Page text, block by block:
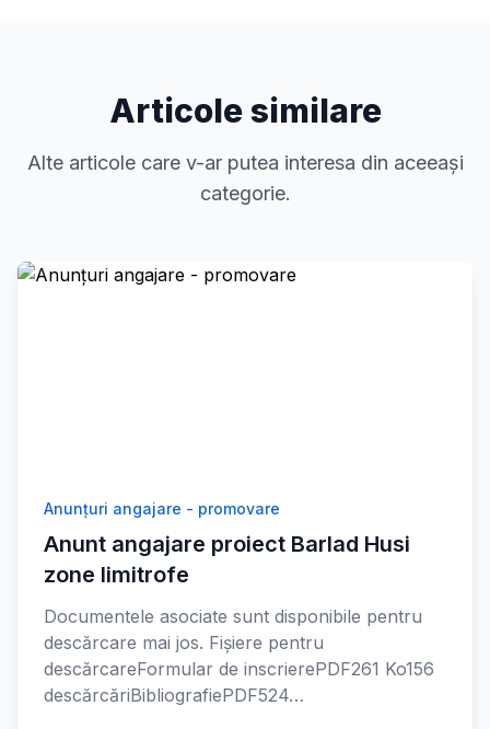
Articole similare
Alte articole care v-ar putea interesa din aceeași
categorie.
Anunțuri angajare - promovare
Anunt angajare proiect Barlad Husi
zone limitrofe
Documentele asociate sunt disponibile pentru
descărcare mai jos. Fișiere pentru
descărcareFormular de inscrierePDF261 Ko156
descărcăriBibliografiePDF524…